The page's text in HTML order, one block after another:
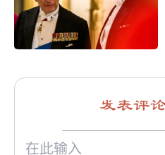
发表评